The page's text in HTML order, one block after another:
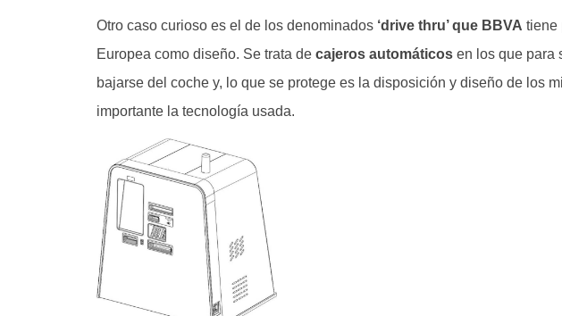
Otro caso curioso es el de los denominados ‘drive thru’ que BBVA tiene
Europea como diseño. Se trata de cajeros automáticos en los que para
bajarse del coche y, lo que se protege es la disposición y diseño de los
importante la tecnología usada.